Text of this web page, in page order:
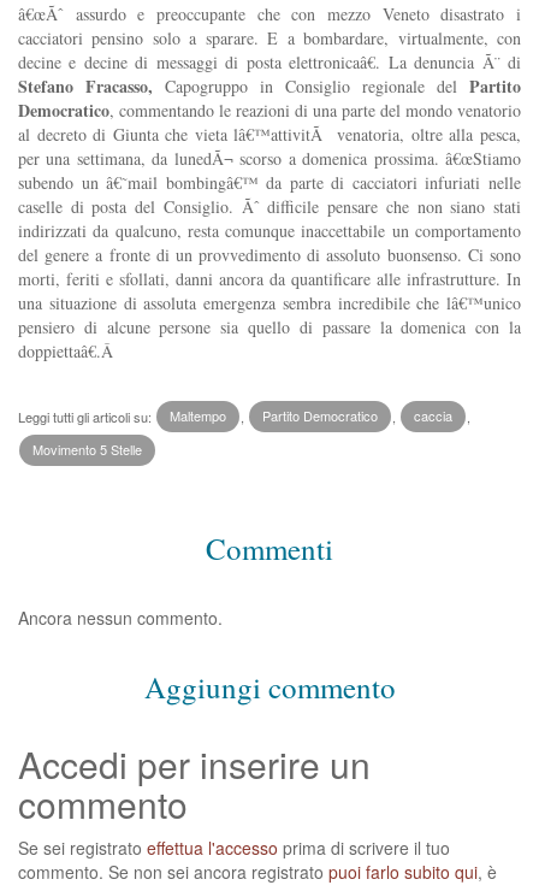
â€œÃˆ assurdo e preoccupante che con mezzo Veneto disastrato i
cacciatori pensino solo a sparare. E a bombardare, virtualmente, con
decine e decine di messaggi di posta elettronicaâ€. La denuncia Ã¨ di
Stefano Fracasso, Capogruppo in Consiglio regionale del Partito
Democratico, commentando le reazioni di una parte del mondo venatorio
al decreto di Giunta che vieta lâ€™attivitÃ venatoria, oltre alla pesca,
per una settimana, da lunedÃ¬ scorso a domenica prossima. â€œStiamo
subendo un â€˜mail bombingâ€™ da parte di cacciatori infuriati nelle
caselle di posta del Consiglio. Ãˆ difficile pensare che non siano stati
indirizzati da qualcuno, resta comunque inaccettabile un comportamento
del genere a fronte di un provvedimento di assoluto buonsenso. Ci sono
morti, feriti e sfollati, danni ancora da quantificare alle infrastrutture. In
una situazione di assoluta emergenza sembra incredibile che lâ€™unico
pensiero di alcune persone sia quello di passare la domenica con la
doppiettaâ€.Â
Leggi tutti gli articoli su: Maltempo Partito Democratico caccia
Movimento 5 Stelle
Commenti
Ancora nessun commento.
Aggiungi commento
Accedi per inserire un
commento
Se sei registrato effettua l'accesso prima di scrivere il tuo
commento. Se non sei ancora registrato puoi farlo subito qui, è